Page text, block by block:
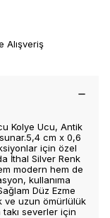
Alışveriş
Kolye Ucu, Antik
sunar.5,4 cm x 0,6
için özel
İthal Silver Renk
modern hem de
kullanıma
Düz Ezme
ve uzun ömürlülük
severler için